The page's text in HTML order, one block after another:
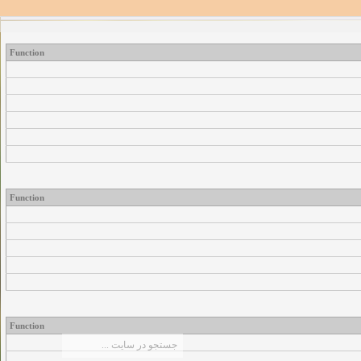
Function
Function
Function